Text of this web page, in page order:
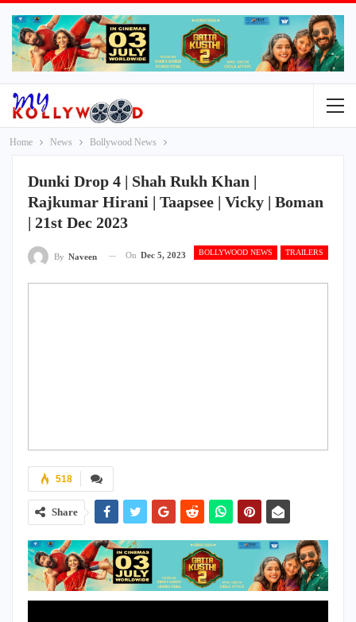
Home News Bollywood News
Dunki Drop 4 | Shah Rukh Khan |
Rajkumar Hirani | Taapsee | Vicky | Boman
| 21st Dec 2023
BOLLYWOOD NEWS TRAILERS
By Naveen On Dec 5, 2023
518
Share